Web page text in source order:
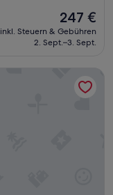
Der
Preis
beträgt
247 €
inkl. Steuern & Gebühren
2. Sept.–3. Sept.